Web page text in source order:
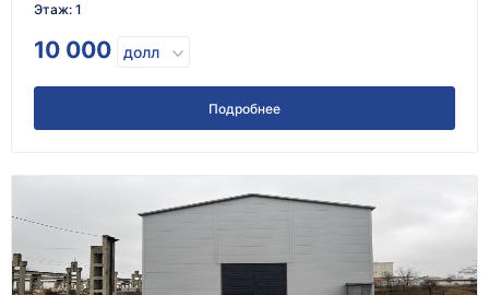
Этаж: 1
10 000 долл
Подробнее